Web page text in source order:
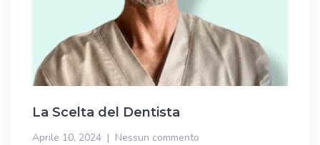
La Scelta del Dentista
Aprile 10, 2024 Nessun commento